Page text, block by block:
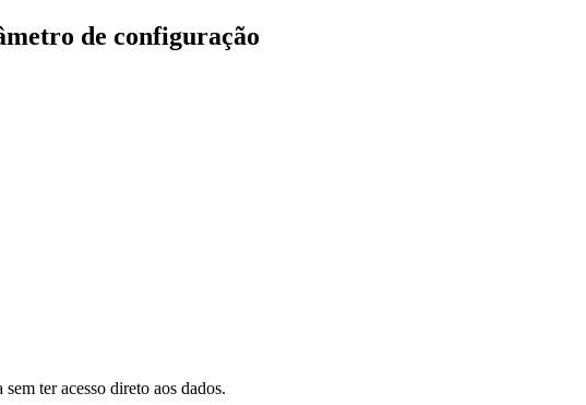
de configuração
ter acesso direto aos dados.